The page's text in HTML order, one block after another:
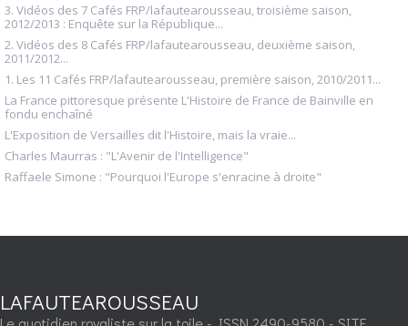
3. Vidéos des 7 Cafés FRP/lafautearousseau, troisième saison,
2012/2013 : Enquête sur la République...
2. Vidéos des 8 Cafés FRP/lafautearousseau, deuxième saison,
2011/2012...
1. Les 11 Cafés FRP/lafautearousseau, première saison, 2010/2011...
La France pittoresque présente L'Histoire de France de Bainville en
fondu enchaîné
L'Exposition de Versailles dit l'Histoire, mais la vraie...
Charles Maurras : "L'Avenir de l'Intelligence"
Raffaele Simone : "Pourquoi l'Europe s'enracine à droite"
LAFAUTEAROUSSEAU